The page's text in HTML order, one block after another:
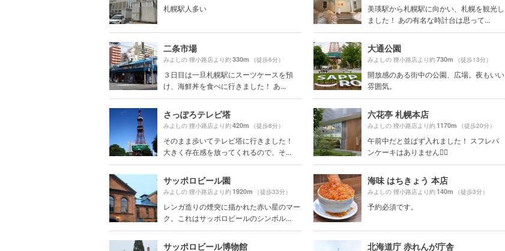
札幌駅人多い
美瑛駅から札幌駅に向かい、札幌を観光し
ました！ あの有名な時計台は思って...
二条市場
みよしの 狸小路店より約330m （徒歩6分）
３日目は一旦札幌駅にスーツケースを預
け、海鮮丼を食べに行きました！ あ...
大通公園
みよしの 狸小路店より約730m （徒歩13分）
開放感のある街中の公園、広場。夜もいい
雰囲気。
さっぽろテレビ塔
みよしの 狸小路店より約420m （徒歩8分）
そのまま歩いてテレビ塔に行きました！
大きく存在感を放ってくれるので、そ...
六花亭 札幌本店
みよしの 狸小路店より約1170m （徒歩20分）
午前中だと並ばず入れました！ スフレパ
ンケーキはありません🙅‍♀️
サッポロビール園
みよしの 狸小路店より約1920m （徒歩33分）
レンガ造りの煙突に描かれた赤い星のマー
ク。これはサッポロビールのシンボル...
海味 はちきょう 本店
みよしの 狸小路店より約140m （徒歩3分）
予約必須です。
サッポロビール博物館 北海道庁 赤れんが庁舎